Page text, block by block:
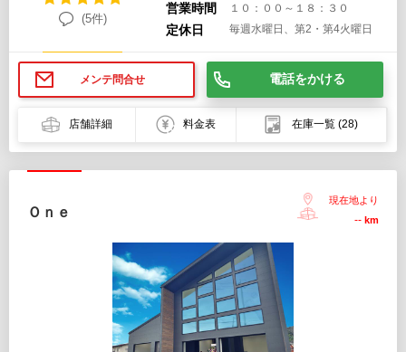
(5件)
営業時間
１０：００～１８：３０
定休日 毎週水曜日、第2・第4火曜日
メンテ問合せ 電話をかける
店舗詳細 料金表 在庫一覧 (28)
Ｏｎｅ
現在地より
-- km